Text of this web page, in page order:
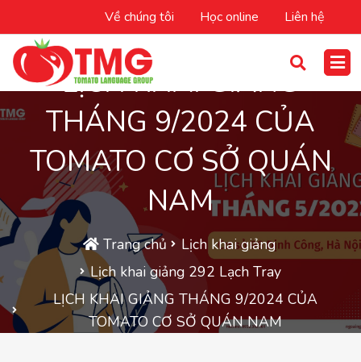
Về chúng tôi Học online Liên hệ
LỊCH KHAI GIẢNG
THÁNG 9/2024 CỦA
TOMATO CƠ SỞ QUÁN
NAM
Trang chủ
Lịch khai giảng
Lịch khai giảng 292 Lạch Tray
LỊCH KHAI GIẢNG THÁNG 9/2024 CỦA
TOMATO CƠ SỞ QUÁN NAM